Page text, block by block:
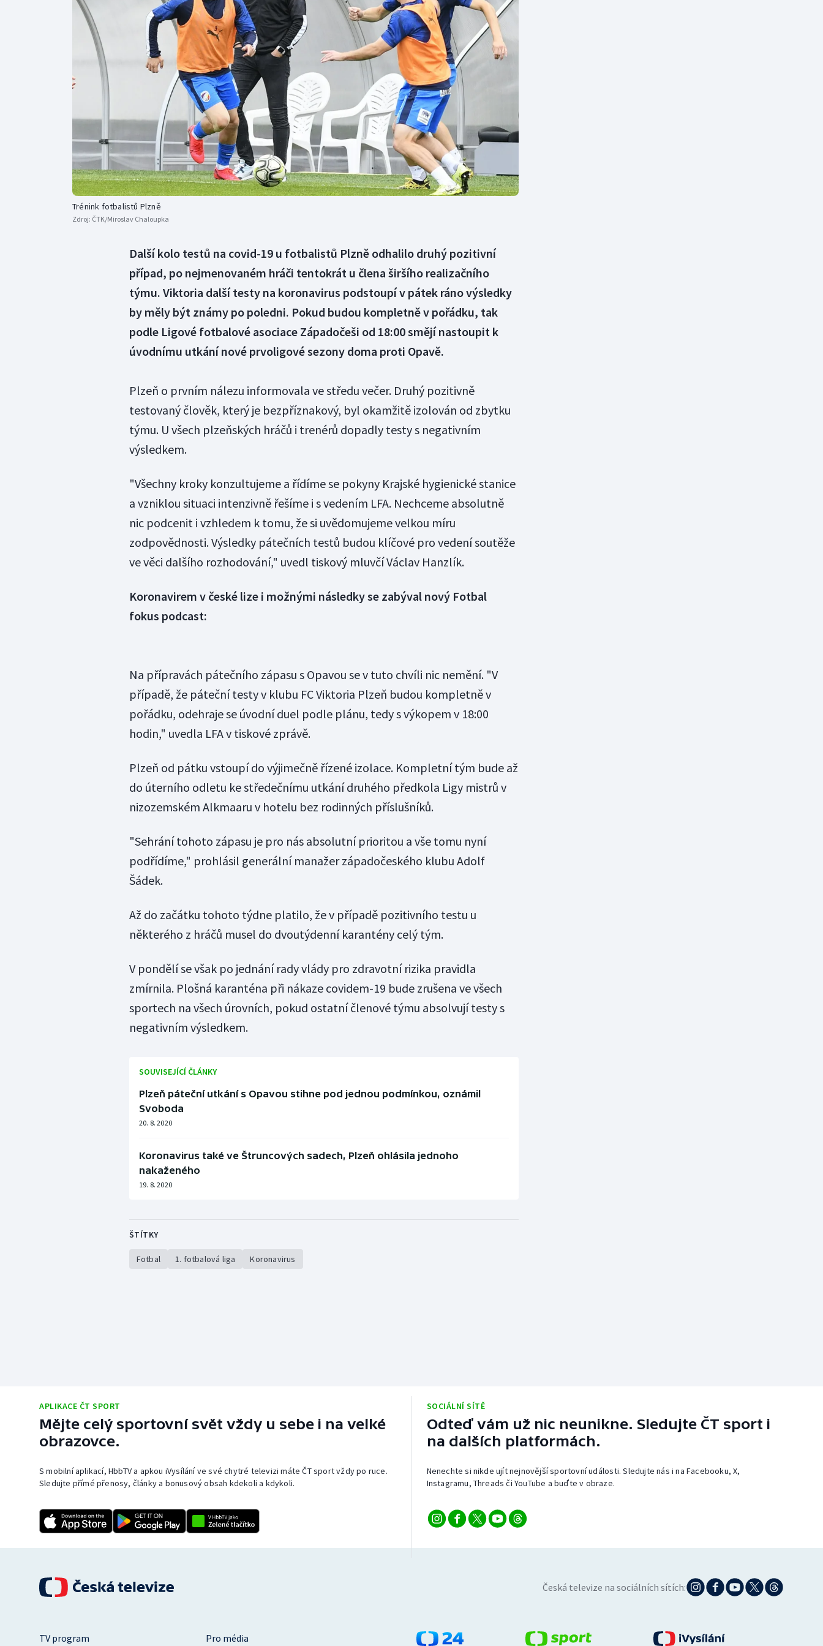
Curling
Dostihy
Florbal
Futsal
Golf
Gymnastika
Moderní pětiboj
Motorsport
Olympijské hry
Plavání
Plážový volejbal
Triatlon
Veslování
Vodní slalom
Volejbal
Trénink fotbalistů Plzně
Zdroj: ČTK/Miroslav Chaloupka
Další kolo testů na covid-19 u fotbalistů Plzně odhalilo druhý pozitivní
případ, po nejmenovaném hráči tentokrát u člena širšího realizačního
týmu. Viktoria další testy na koronavirus podstoupí v pátek ráno výsledky
by měly být známy po poledni. Pokud budou kompletně v pořádku, tak
podle Ligové fotbalové asociace Západočeši od 18:00 smějí nastoupit k
úvodnímu utkání nové prvoligové sezony doma proti Opavě.
Plzeň o prvním nálezu informovala ve středu večer. Druhý pozitivně
testovaný člověk, který je bezpříznakový, byl okamžitě izolován od zbytku
týmu. U všech plzeňských hráčů i trenérů dopadly testy s negativním
výsledkem.
"Všechny kroky konzultujeme a řídíme se pokyny Krajské hygienické stanice
a vzniklou situaci intenzivně řešíme i s vedením LFA. Nechceme absolutně
nic podcenit i vzhledem k tomu, že si uvědomujeme velkou míru
zodpovědnosti. Výsledky pátečních testů budou klíčové pro vedení soutěže
ve věci dalšího rozhodování," uvedl tiskový mluvčí Václav Hanzlík.
Koronavirem v české lize i možnými následky se zabýval nový Fotbal
fokus podcast:
Na přípravách pátečního zápasu s Opavou se v tuto chvíli nic nemění. "V
případě, že páteční testy v klubu FC Viktoria Plzeň budou kompletně v
pořádku, odehraje se úvodní duel podle plánu, tedy s výkopem v 18:00
hodin," uvedla LFA v tiskové zprávě.
Plzeň od pátku vstoupí do výjimečně řízené izolace. Kompletní tým bude až
do úterního odletu ke středečnímu utkání druhého předkola Ligy mistrů v
nizozemském Alkmaaru v hotelu bez rodinných příslušníků.
"Sehrání tohoto zápasu je pro nás absolutní prioritou a vše tomu nyní
podřídíme," prohlásil generální manažer západočeského klubu Adolf
Šádek.
Až do začátku tohoto týdne platilo, že v případě pozitivního testu u
některého z hráčů musel do dvoutýdenní karantény celý tým.
V pondělí se však po jednání rady vlády pro zdravotní rizika pravidla
zmírnila. Plošná karanténa při nákaze covidem-19 bude zrušena ve všech
sportech na všech úrovních, pokud ostatní členové týmu absolvují testy s
negativním výsledkem.
SOUVISEJÍCÍ ČLÁNKY
Plzeň páteční utkání s Opavou stihne pod jednou podmínkou, oznámil
Svoboda
20. 8. 2020
Koronavirus také ve Štruncových sadech, Plzeň ohlásila jednoho
nakaženého
19. 8. 2020
ŠTÍTKY
Fotbal 1. fotbalová liga Koronavirus
APLIKACE ČT SPORT
Mějte celý sportovní svět vždy u sebe i na velké
obrazovce.
S mobilní aplikací, HbbTV a apkou iVysílání ve své chytré televizi máte ČT sport vždy po ruce.
Sledujte přímé přenosy, články a bonusový obsah kdekoli a kdykoli.
SOCIÁLNÍ SÍTĚ
Odteď vám už nic neunikne. Sledujte ČT sport i
na dalších platformách.
Nenechte si nikde ujít nejnovější sportovní události. Sledujte nás i na Facebooku, X,
Instagramu, Threads či YouTube a buďte v obraze.
Česká televize na sociálních sítích:
TV program
Pro média